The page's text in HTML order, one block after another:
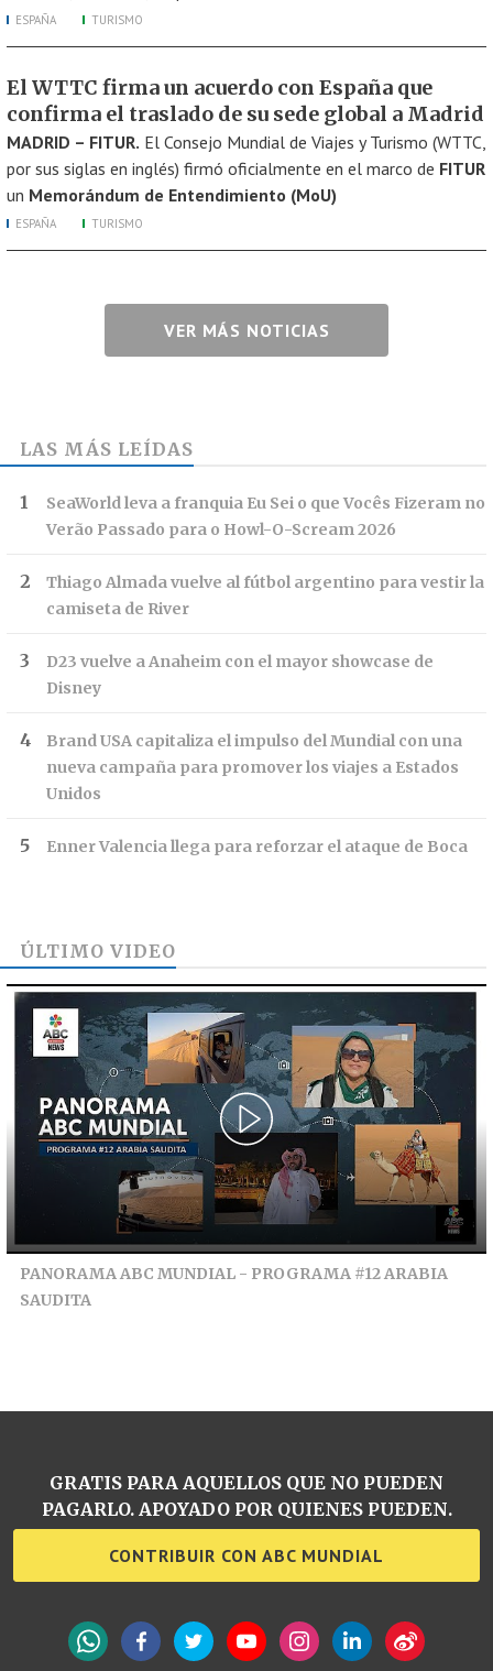
ESPAÑA TURISMO
El WTTC firma un acuerdo con España que
confirma el traslado de su sede global a Madrid
MADRID – FITUR. El Consejo Mundial de Viajes y Turismo (WTTC,
por sus siglas en inglés) firmó oficialmente en el marco de FITUR
un Memorándum de Entendimiento (MoU)
ESPAÑA TURISMO
VER MÁS NOTICIAS
LAS MÁS LEÍDAS
SeaWorld leva a franquia Eu Sei o que Vocês Fizeram no
Verão Passado para o Howl-O-Scream 2026
Thiago Almada vuelve al fútbol argentino para vestir la
camiseta de River
D23 vuelve a Anaheim con el mayor showcase de
Disney
Brand USA capitaliza el impulso del Mundial con una
nueva campaña para promover los viajes a Estados
Unidos
Enner Valencia llega para reforzar el ataque de Boca
ÚLTIMO VIDEO
PANORAMA ABC MUNDIAL - PROGRAMA #12 ARABIA
SAUDITA
GRATIS PARA AQUELLOS QUE NO PUEDEN
PAGARLO. APOYADO POR QUIENES PUEDEN.
CONTRIBUIR CON ABC MUNDIAL